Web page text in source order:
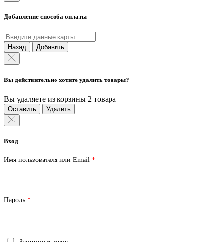
Добавление способа оплаты
Назад Добавить
Вы действительно хотите удалить товары?
Вы удаляете из корзины 2 товара
Оставить Удалить
Вход
Имя пользователя или Email *Обязательно
Пароль *Обязательно